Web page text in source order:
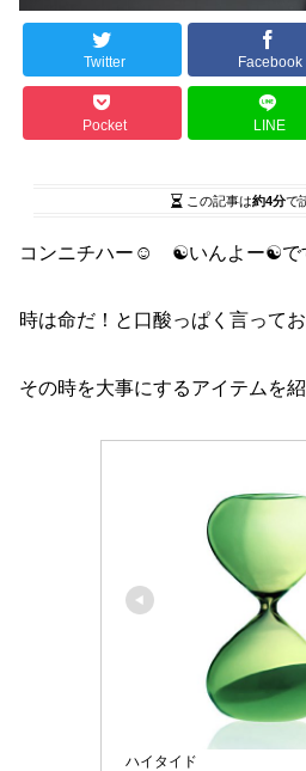
Twitter Facebook
Pocket LINE
この記事は約4分で
コンニチハー☺ ☯いんよー☯で
時は命だ！と口酸っぱく言ってお
その時を大事にするアイテムを
ハイタイド